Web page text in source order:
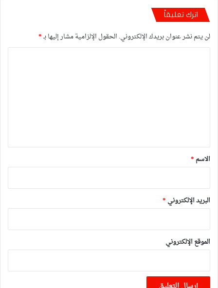
اترك تعليقاً
لن يتم نشر عنوان بريدك الإلكتروني. الحقول الإلزامية مشار إليها بـ*
*
الاسم *
البريد الإلكتروني *
الموقع الإلكتروني